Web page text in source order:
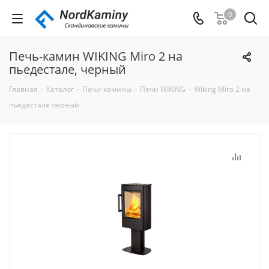
0
Печь-камин WIKING Miro 2 на
пьедестале, черный
Главная - Каталог - Печи-камины - Печи WIKING - Wiking Miro 2 на
пьедестале черный